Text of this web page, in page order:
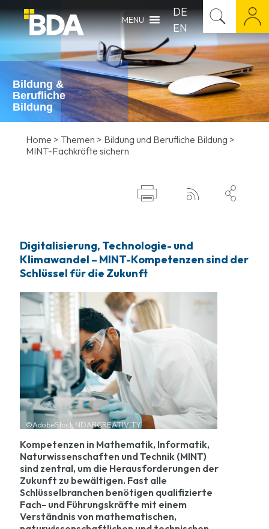
MENU
DE
EN
Bildung &
Berufliche
Bildung
Home > Themen > Bildung und Berufliche Bildung >
MINT-Fachkräfte sichern
  
Digitalisierung, Technologie- und
Klimawandel – MINT-Kompetenzen sind der
Schlüssel für die Zukunft
©AdobeStock NDABCREATIVITY
Kompetenzen in Mathematik, Informatik,
Naturwissenschaften und Technik (MINT)
sind zentral, um die Herausforderungen der
Zukunft zu bewältigen. Fast alle
Schlüsselbranchen benötigen qualifizierte
Fach- und Führungskräfte mit einem
Verständnis von mathematischen,